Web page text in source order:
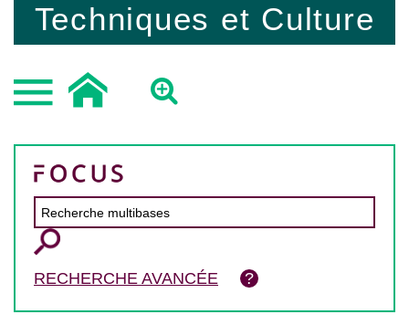
Techniques et Culture
RECHERCHE AVANCÉE